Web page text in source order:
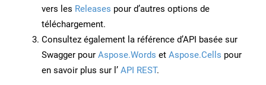
vers les Releases pour d’autres options de
téléchargement.
Consultez également la référence d’API basée sur
Swagger pour Aspose.Words et Aspose.Cells pour
en savoir plus sur l’ API REST.